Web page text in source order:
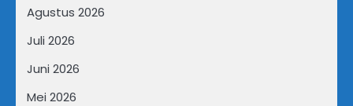
Agustus 2026
Juli 2026
Juni 2026
Mei 2026